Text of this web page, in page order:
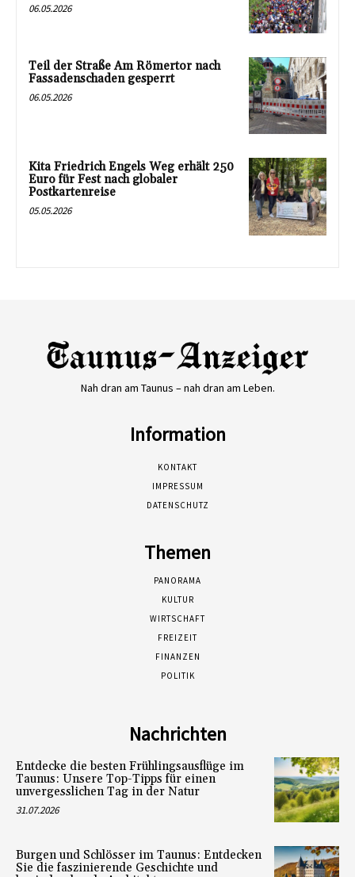
06.05.2026
Teil der Straße Am Römertor nach
Fassadenschaden gesperrt
06.05.2026
Kita Friedrich Engels Weg erhält 250
Euro für Fest nach globaler
Postkartenreise
05.05.2026
Nah dran am Taunus – nah dran am Leben.
Information
KONTAKT
IMPRESSUM
DATENSCHUTZ
Themen
PANORAMA
KULTUR
WIRTSCHAFT
FREIZEIT
FINANZEN
POLITIK
Nachrichten
Entdecke die besten Frühlingsausflüge im
Taunus: Unsere Top-Tipps für einen
unvergesslichen Tag in der Natur
31.07.2026
Burgen und Schlösser im Taunus: Entdecken
Sie die faszinierende Geschichte und